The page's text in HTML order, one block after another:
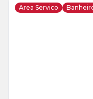
Area Servico